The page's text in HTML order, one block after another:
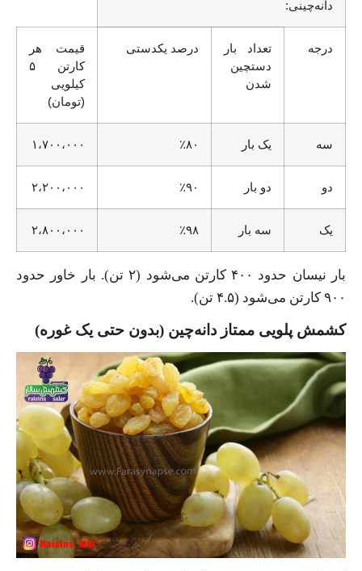
دانه‌چینی:
درجه
تعداد بار
دستچین
شدن
درصد یکدستی
قیمت هر
کیلویی
(تومان)
یک بار ٪۸۰ ۱،۷۰۰،۰۰۰
دو بار ٪۹۰ ۲،۲۰۰،۰۰۰
سه بار ٪۹۸ ۲،۸۰۰،۰۰۰
بار نیسان حدود ۴۰۰ کارتن می‌شود (۲ تن). بار خاور حدود
۹۰۰ کارتن می‌شود (۴.۵ تن).
کشمش پلویی ممتاز دانه‌چین (بدون حتی یک غوره)